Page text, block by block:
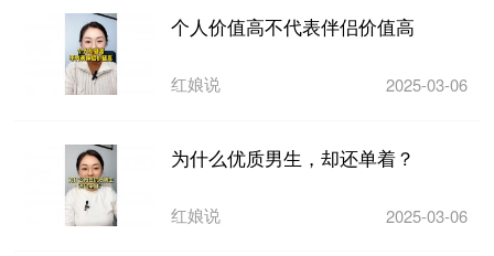
个人价值高不代表伴侣价值高
红娘说 2025-03-06
为什么优质男生，却还单着？
红娘说 2025-03-06